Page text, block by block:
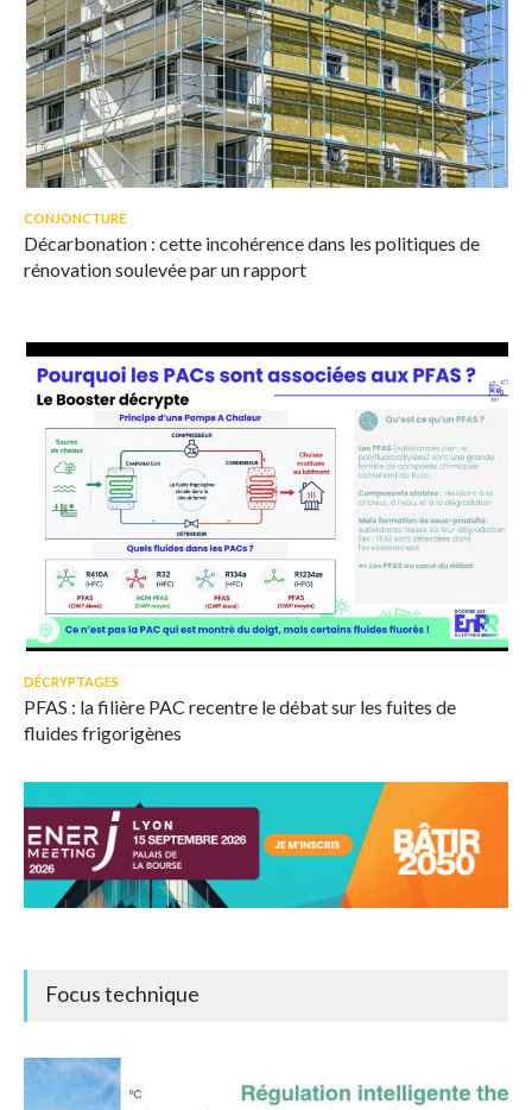
Des travaux d'isolation thermique par l'extérieur dans le cadre du
CONJONCTURE
Décarbonation : cette incohérence dans les politiques de
rénovation soulevée par un rapport
Très médiatisées, les substances per- et polyfluoroalkylées
DÉCRYPTAGES
PFAS : la filière PAC recentre le débat sur les fuites de
fluides frigorigènes
Focus technique